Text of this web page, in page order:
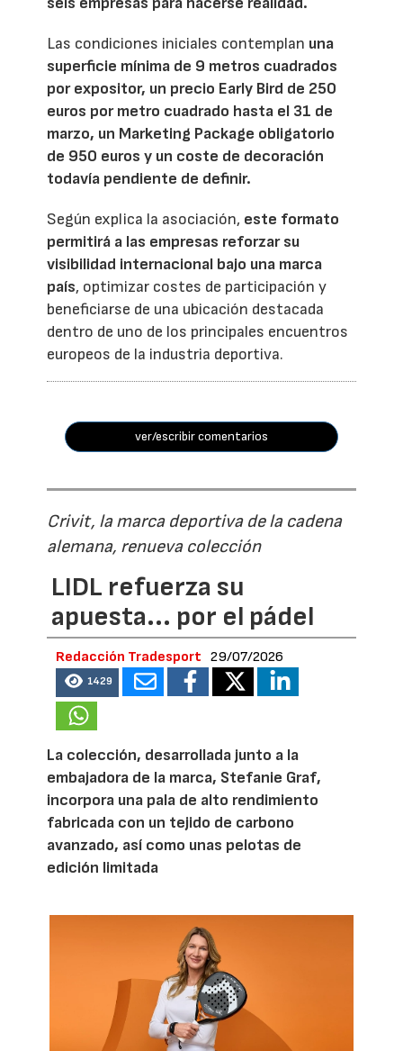
Las condiciones iniciales contemplan una
superficie mínima de 9 metros cuadrados
por expositor, un precio Early Bird de 250
euros por metro cuadrado hasta el 31 de
marzo, un Marketing Package obligatorio
de 950 euros y un coste de decoración
todavía pendiente de definir.
Según explica la asociación, este formato
permitirá a las empresas reforzar su
visibilidad internacional bajo una marca
país, optimizar costes de participación y
beneficiarse de una ubicación destacada
dentro de uno de los principales encuentros
europeos de la industria deportiva.
ver/escribir comentarios
Crivit, la marca deportiva de la cadena
alemana, renueva colección
LIDL refuerza su
apuesta... por el pádel
Redacción Tradesport 29/07/2026
1429
La colección, desarrollada junto a la
embajadora de la marca, Stefanie Graf,
incorpora una pala de alto rendimiento
fabricada con un tejido de carbono
avanzado, así como unas pelotas de
edición limitada